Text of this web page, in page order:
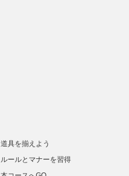
道具を揃えよう
ルールとマナーを習得